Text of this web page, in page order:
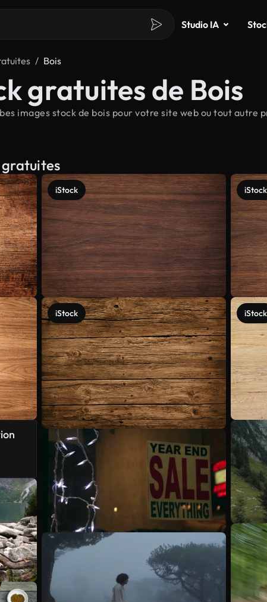
Studio IA
Bois
gratuites de Bois
images stock de bois pour votre site web ou tout
iStock
iStock
iStock
iStock